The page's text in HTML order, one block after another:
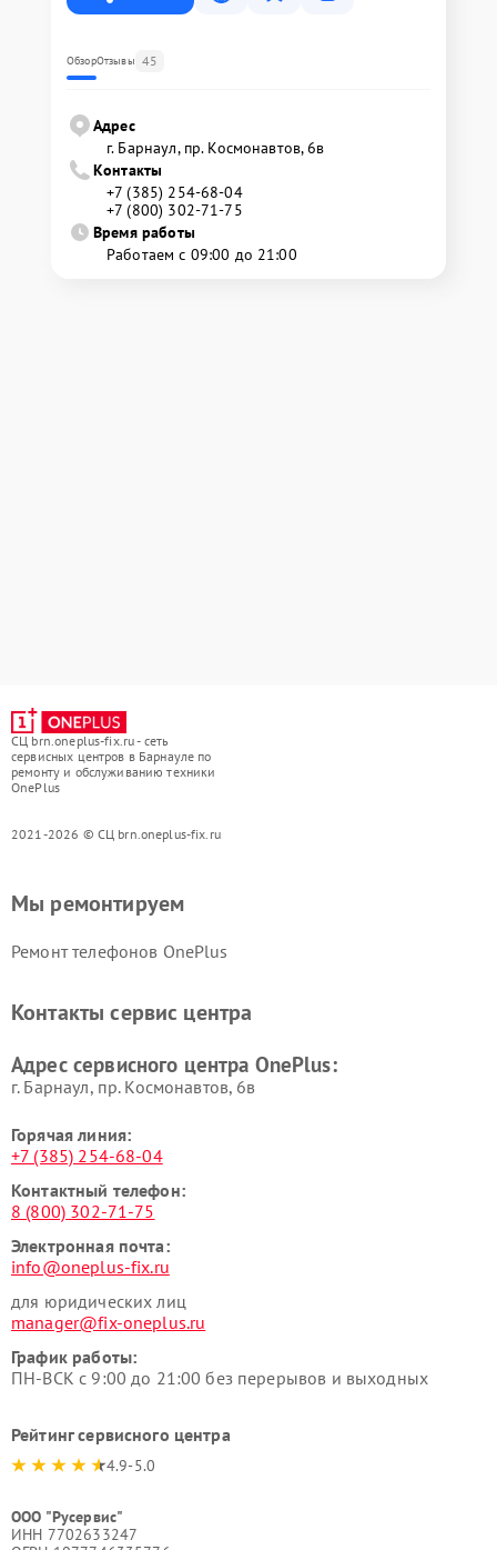
ОбзорОтзывы 45
Адрес
г. Барнаул, ​пр. Космонавтов, 6в
Контакты
+7 (385) 254-68-04
+7 (800) 302-71-75
Время работы
Работаем с 09:00 до 21:00
СЦ brn.oneplus-fix.ru - сеть
сервисных центров в Барнауле по
ремонту и обслуживанию техники
OnePlus
2021-2026 © СЦ brn.oneplus-fix.ru
Мы ремонтируем
Ремонт телефонов OnePlus
Контакты сервис центра
Адрес сервисного центра OnePlus:
г. Барнаул, ​пр. Космонавтов, 6в
Горячая линия:
+7 (385) 254-68-04
Контактный телефон:
8 (800) 302-71-75
Электронная почта:
info@oneplus-fix.ru
для юридических лиц
manager@fix-oneplus.ru
График работы:
ПН-ВСК с 9:00 до 21:00 без перерывов и выходных
Рейтинг сервисного центра
4.9-5.0
ООО "Русервис"
ИНН 7702633247